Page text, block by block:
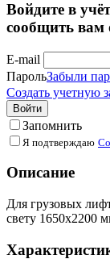
Войдите в
сообщить вам
E-mail
ПарольЗабыли
Создать учетную
Войти
Запомнить
Я подтверждаю
Описание
Для грузовых
свету 1650х2200